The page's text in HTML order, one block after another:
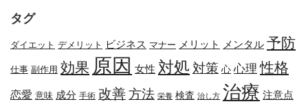
タグ
ダイエット デメリット ビジネス マナー メリット メンタル 予防
仕事 副作用 効果 原因 女性 対処 対策 心 心理 性格
恋愛 意味 成分 手術 改善方法 栄養 検査 治し方 治療 注意点